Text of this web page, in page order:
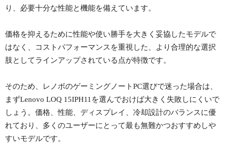
り、必要十分な性能と機能を備えています。
価格を抑えるために性能や使い勝手を大きく妥協したモデルで
はなく、コストパフォーマンスを重視した、より合理的な選択
肢としてラインアップされている点が特徴です。
そのため、レノボのゲーミングノートPC選びで迷った場合は、
まずLenovo LOQ 15IPH11を選んでおけば大きく失敗しにくいで
しょう。価格、性能、ディスプレイ、冷却設計のバランスに優
れており、多くのユーザーにとって最も無難かつおすすめしや
すいモデルです。